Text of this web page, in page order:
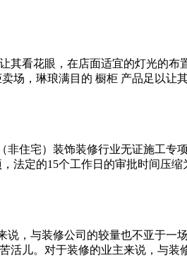
其看花眼，在店面适宜的灯光的
场，琳琅满目的 橱柜 产品足以
住宅）装饰装修行业无证施工
法定的15个工作日的审批时间压
，与装修公司的较量也不亚于
活儿。对于装修的业主来说，与